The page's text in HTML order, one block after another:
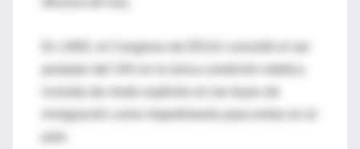
En 1993, el Congreso de EEUU convirtió el ser
inmigración como impedimento para entrar en el